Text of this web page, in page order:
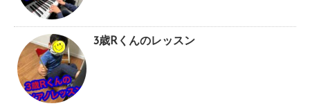
3歳Rくんのレッスン